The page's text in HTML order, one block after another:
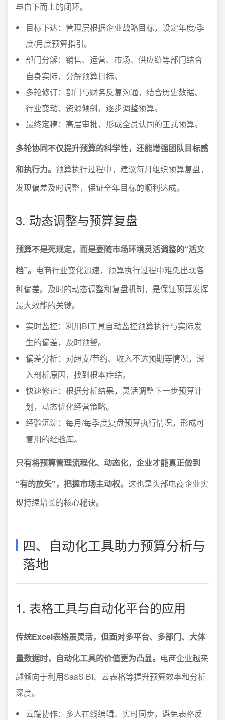
与自下而上的闭环。
目标下达：管理层根据企业战略目标，设定年度/季
度/月度预算指引。
部门分解：销售、运营、市场、供应链等部门结合
自身实际，分解预算目标。
多轮修订：部门与财务反复沟通，结合历史数据、
行业变动、资源倾斜，逐步调整预算。
最终定稿：高层审批，形成全员认同的正式预算。
多轮协同不仅提升预算的科学性，还能增强团队目标感
和执行力。 预算执行过程中，建议每月组织预算复盘，
发现偏差及时调整，保证全年目标的顺利达成。
3. 动态调整与预算复盘
预算不是死规定，而是要随市场环境灵活调整的“活文
档”。 电商行业变化迅速，预算执行过程中难免出现各
种偏差。及时的动态调整和复盘机制，是保证预算发挥
最大效能的关键。
实时监控：利用BI工具自动监控预算执行与实际发
生的偏差，及时预警。
偏差分析：对超支/节约、收入不达预期等情况，深
入剖析原因，找到根本症结。
快速修正：根据分析结果，灵活调整下一步预算计
划，动态优化经营策略。
经验沉淀：每月/每季度复盘预算执行情况，形成可
复用的经验库。
只有将预算管理流程化、动态化，企业才能真正做到
“有的放矢”，把握市场主动权。 这也是头部电商企业实
现持续增长的核心秘诀。
四、自动化工具助力预算分析与
落地
1. 表格工具与自动化平台的应用
传统Excel表格虽灵活，但面对多平台、多部门、大体
量数据时，自动化工具的价值更为凸显。 电商企业越来
越倾向于利用SaaS BI、云表格等提升预算效率和分析
深度。
云端协作：多人在线编辑、实时同步，避免表格反